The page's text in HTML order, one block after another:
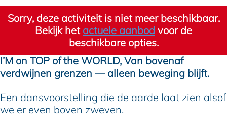
o
t
i
o
n
–
a
n
c
n
M
o
i
o
n
–
D
a
I
n
M
t
i
o
n
–
D
o
t
i
n
–
D
a
n
c
M
I
n
M
o
t
o
n
Sorry, deze activiteit is niet meer beschikbaar.
Bekijk het actuele aanbod voor de
beschikbare opties.
I’M on TOP of the WORLD, Van bovenaf
verdwijnen grenzen — alleen beweging blijft.
Een dansvoorstelling die de aarde laat zien alsof
we er even boven zweven.